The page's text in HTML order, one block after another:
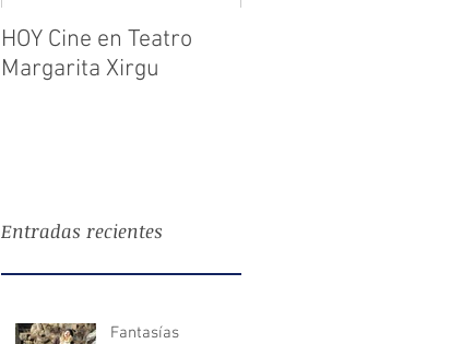
HOY Cine en Teatro
Margarita Xirgu
Entradas recientes
Fantasías